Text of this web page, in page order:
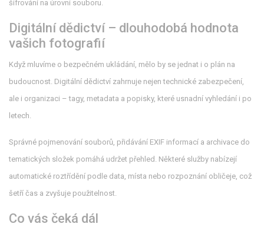
šifrování na úrovni souboru.
Digitální dědictví – dlouhodobá hodnota
vašich fotografií
Když mluvíme o bezpečném ukládání, mělo by se jednat i o plán na
budoucnost. Digitální dědictví zahrnuje nejen technické zabezpečení,
ale i organizaci – tagy, metadata a popisky, které usnadní vyhledání i po
letech.
Správné pojmenování souborů, přidávání EXIF informací a archivace do
tematických složek pomáhá udržet přehled. Některé služby nabízejí
automatické roztřídění podle data, místa nebo rozpoznání obličeje, což
šetří čas a zvyšuje použitelnost.
Co vás čeká dál